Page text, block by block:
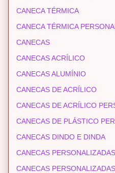
CANECA TÉRMICA
CANECA TÉRMICA
CANECAS
CANECAS ACRÍLICO
CANECAS ALUMÍNIO
CANECAS DE ACRÍLICO
CANECAS DE ACRÍLICO
CANECAS DE PLÁSTICO
CANECAS DINDO E DINDA
CANECAS PERSONALIZADAS
CANECAS